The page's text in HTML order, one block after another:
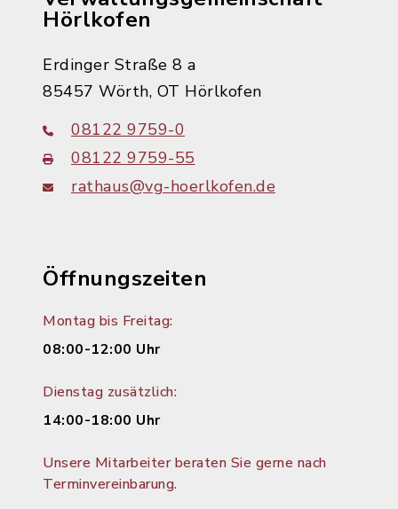
Hörlkofen
Erdinger Straße 8 a
85457 Wörth, OT Hörlkofen
08122 9759-0
08122 9759-55
rathaus@vg-hoerlkofen.de
Öffnungszeiten
Montag bis Freitag:
08:00-12:00 Uhr
Dienstag zusätzlich:
14:00-18:00 Uhr
Unsere Mitarbeiter beraten Sie gerne nach
Terminvereinbarung.